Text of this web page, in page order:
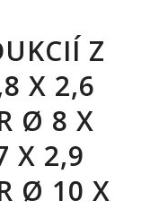
Z
X 2,6
Ø 8 X
X 2,9
Ø 10 X